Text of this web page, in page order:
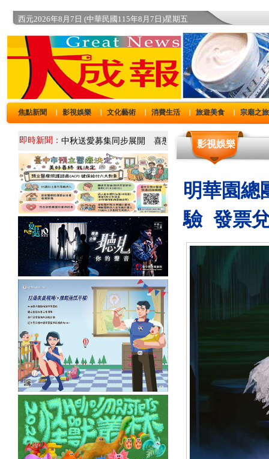
西元2026年8月7日 (中華民國115年8月7日)星期五
焦點新聞 影視娛樂 文化藝術 消費生活 旅遊美食 宗廟之旅
即時新聞： 影視娛樂
明華園總
驗 發票